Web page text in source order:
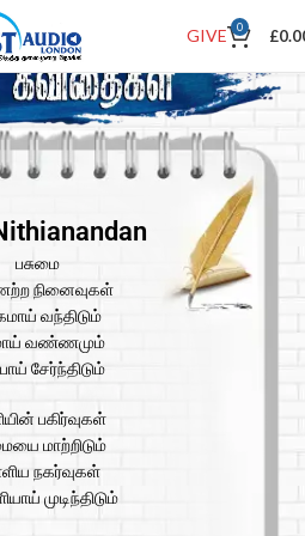
GIVE 0 £
பசுமை
நினைவுகள்
வந்திடும்
வண்ணமும்
சேர்ந்திடும்
பகிர்வுகள்
மாற்றிடும்
நகர்வுகள்
முடிந்திடும்